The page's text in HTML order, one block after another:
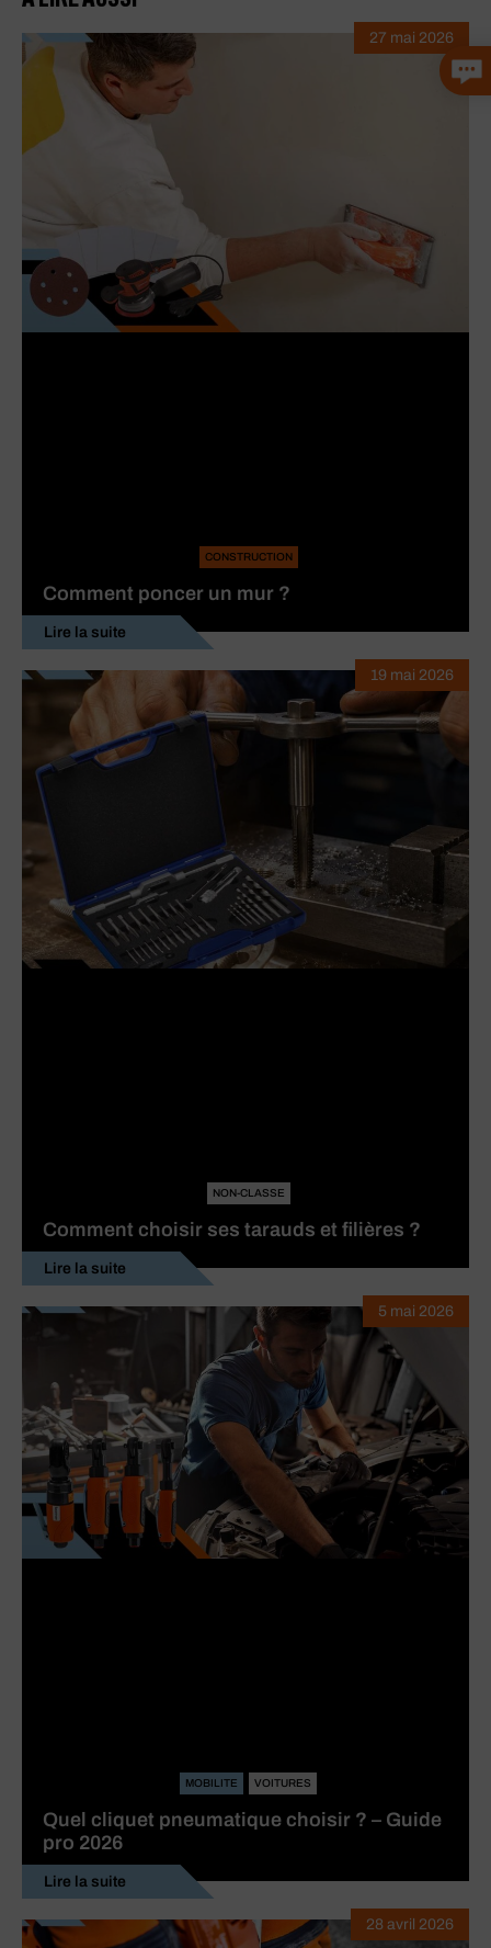
CONSTRUCTION
Comment poncer un mur ?
Lire la suite
27 mai 2026
NON-CLASSE
Comment choisir ses tarauds et filières ?
Lire la suite
19 mai 2026
MOBILITE VOITURES
Quel cliquet pneumatique choisir ? – Guide
pro 2026
Lire la suite
5 mai 2026
28 avril 2026